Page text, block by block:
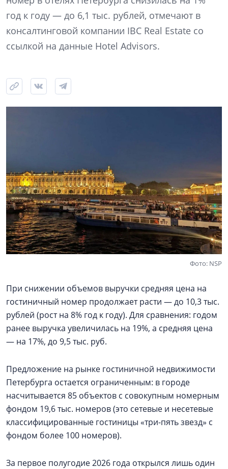
год к году — до 6,1 тыс. рублей, отмечают в
консалтинговой компании IBC Real Estate со
ссылкой на данные Hotel Advisors.
Фото: NSP
При снижении объемов выручки средняя цена на
гостиничный номер продолжает расти — до 10,3 тыс.
рублей (рост на 8% год к году). Для сравнения: годом
ранее выручка увеличилась на 19%, а средняя цена
— на 17%, до 9,5 тыс. руб.
Предложение на рынке гостиничной недвижимости
Петербурга остается ограниченным: в городе
насчитывается 85 объектов с совокупным номерным
фондом 19,6 тыс. номеров (это сетевые и несетевые
классифицированные гостиницы «три-пять звезд» с
фондом более 100 номеров).
За первое полугодие 2026 года открылся лишь один